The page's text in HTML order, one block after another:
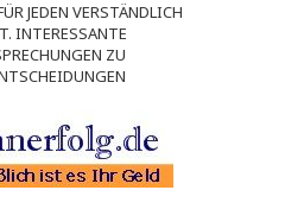
JEDEN VERSTÄNDLICH
INTERESSANTE
ZU